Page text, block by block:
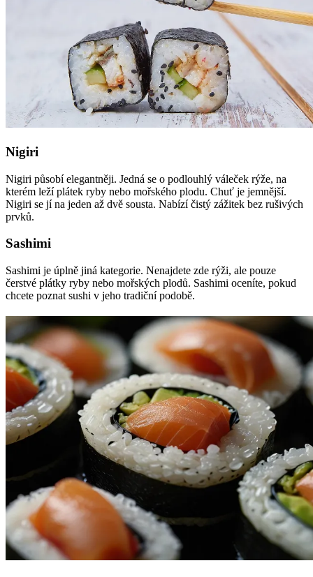
Nigiri
Nigiri působí elegantněji. Jedná se o podlouhlý váleček rýže, na
kterém leží plátek ryby nebo mořského plodu. Chuť je jemnější.
Nigiri se jí na jeden až dvě sousta. Nabízí čistý zážitek bez rušivých
prvků.
Sashimi
Sashimi je úplně jiná kategorie. Nenajdete zde rýži, ale pouze
čerstvé plátky ryby nebo mořských plodů. Sashimi oceníte, pokud
chcete poznat sushi v jeho tradiční podobě.